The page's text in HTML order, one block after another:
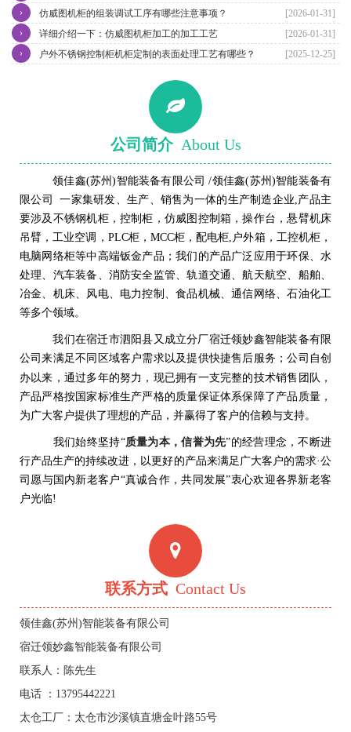
[2026-01-31]
仿威图机柜的组装调试工序有哪些注意事项？
›
[2026-01-31]
详细介绍一下：仿威图机柜加工的加工工艺
›
[2025-12-25]
户外不锈钢控制柜机柜定制的表面处理工艺有哪些？
›
公司简介 About Us
领佳鑫(苏州)智能装备有限公司 /领佳鑫(苏州)智能装备有
限公司 一家集研发、生产、销售为一体的生产制造企业,产品主
要涉及不锈钢机柜，控制柜，仿威图控制箱，操作台，悬臂机床
吊臂，工业空调，PLC柜，MCC柜，配电柜,户外箱，工控机柜，
电脑网络柜等中高端钣金产品；我们的产品广泛应用于环保、水
处理、汽车装备、消防安全监管、轨道交通、航天航空、船舶、
冶金、机床、风电、电力控制、食品机械、通信网络、石油化工
等多个领域。
我们在宿迁市泗阳县 又成立分厂宿迁领妙鑫智能装备有限
公司来满足不同区域客户需求以及提供快捷售后服务；公司自创
办以来，通过多年的努力，现已拥有一支完整的技术销售团队 ，
产品严格按国家标准生产严格的质量保证体系保障了产品质量，
为广大客户提供了理想的产品，并赢得了客户的信赖与支持。
我们始终坚持“质量为本，信誉为先”的经营理念，不断进
行产品生产的持续改进，以更好的产品来满足广大客户的需求·公
司愿与国内新老客户“真诚合作，共同发展”衷心欢迎各界新老客
户光临!
联系方式 Contact Us
领佳鑫(苏州)智能装备有限公司
宿迁领妙鑫智能装备有限公司
联系人：陈先生
电话 ：13795442221
太仓工厂：太仓市沙溪镇直塘金叶路55号